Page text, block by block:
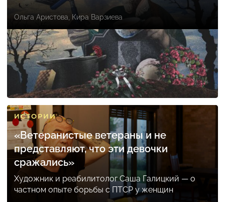
Ольга Аристова Кира Варзиева
ИСТОРИИ
«Ветеранистые ветераны и не
представляют, что эти девочки
сражались»
Художник и реабилитолог Саша Галицкий — о
частном опыте борьбы с ПТСР у женщин